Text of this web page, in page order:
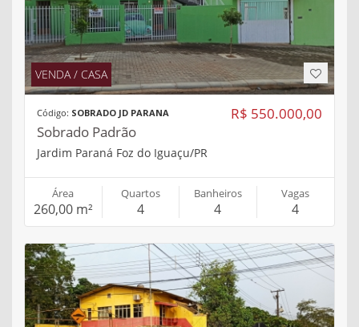
VENDA / CASA
R$ 550.000,00
Código: SOBRADO JD PARANA
Sobrado Padrão
Jardim Paraná Foz do Iguaçu/PR
Área
260,00 m²
Quartos
4
Banheiros
4
Vagas
4